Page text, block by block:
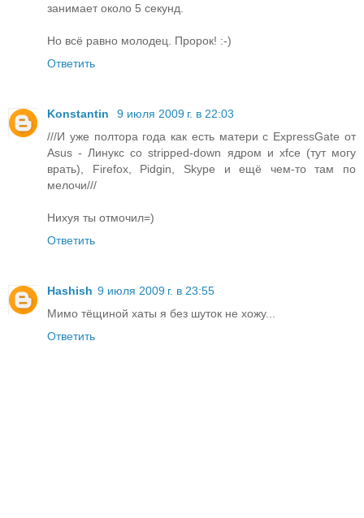
занимает около 5 секунд.
Но всё равно молодец. Пророк! :-)
Ответить
Konstantin
9 июля 2009 г. в 22:03
///И уже полтора года как есть матери с ExpressGate от
Asus - Линукс со stripped-down ядром и xfce (тут могу
врать), Firefox, Pidgin, Skype и ещё чем-то там по
мелочи///
Нихуя ты отмочил=)
Ответить
Hashish 9 июля 2009 г. в 23:55
Мимо тёщиной хаты я без шуток не хожу...
Ответить